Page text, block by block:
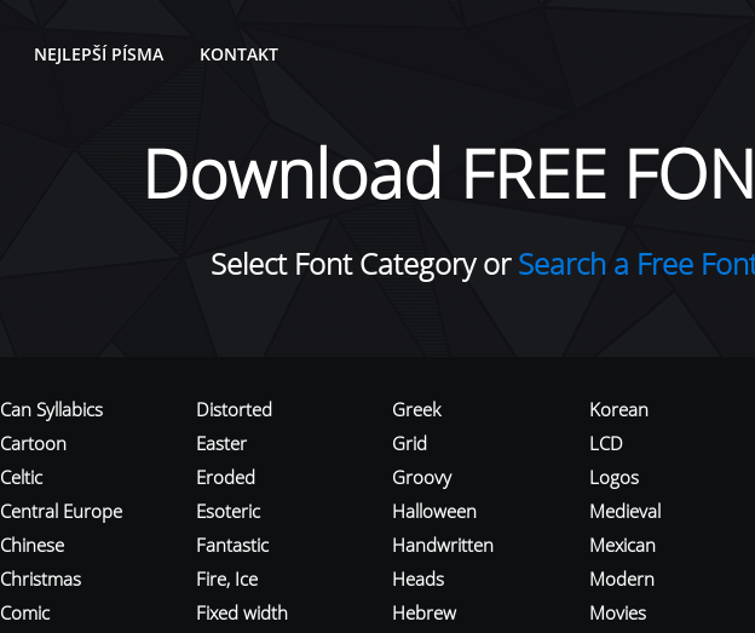
NEJLEPŠÍ PÍSMA KONTAKT
Download FREE
Select Font Category orSearch a Free
Can Syllabics
Cartoon
Celtic
Central Europe
Chinese
Christmas
Comic
Distorted
Easter
Eroded
Esoteric
Fantastic
Fire, Ice
Fixed width
Greek
Grid
Groovy
Halloween
Handwritten
Heads
Hebrew
Korean
LCD
Logos
Medieval
Mexican
Modern
Movies